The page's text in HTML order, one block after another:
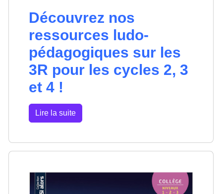
Découvrez nos
ressources ludo-
pédagogiques sur les
3R pour les cycles 2, 3
et 4 !
Lire la suite